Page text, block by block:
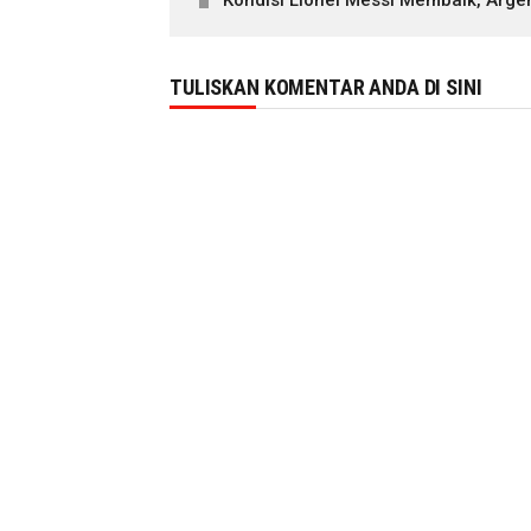
TULISKAN KOMENTAR ANDA DI SINI